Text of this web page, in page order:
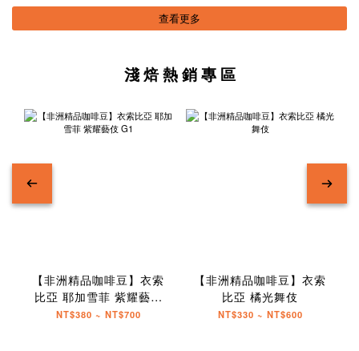
查看更多
淺 焙 熱 銷 專 區
【非洲精品咖啡豆】衣索
比亞 耶加雪菲 紫耀藝伎
G1
NT$380 ~ NT$700
【非洲精品咖啡豆】衣索
比亞 橘光舞伎
NT$330 ~ NT$600